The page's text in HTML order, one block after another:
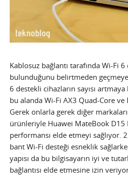
Kablosuz bağlantı tarafında Wi-Fi
bulunduğunu belirtmeden
6 destekli cihazların sayısı
bu alanda Wi-Fi AX3 Quad-Core
Gerek onlarla gerek diğer
ürünleriyle Huawei MateBook D15
performansı elde etmeyi sağlıyor.
bant Wi-Fi desteği esneklik
yapısı da bu bilgisayarın iyi ve
bağlantısı elde etmesine izin